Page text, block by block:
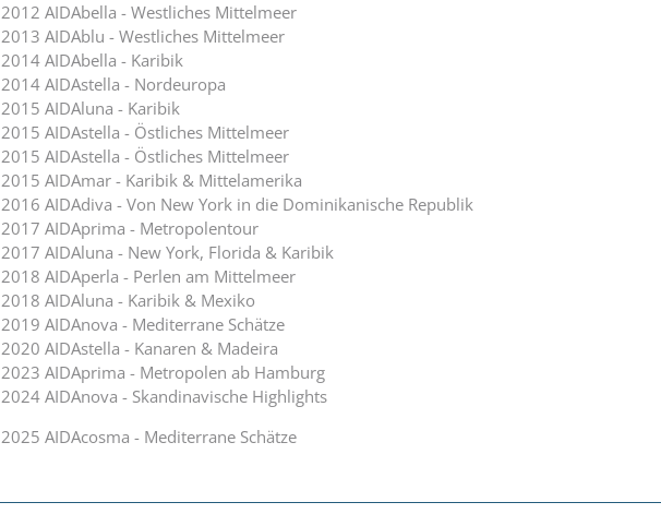
2012 AIDAbella - Westliches Mittelmeer
2013 AIDAblu - Westliches Mittelmeer
2014 AIDAbella - Karibik
2014 AIDAstella - Nordeuropa
2015 AIDAluna - Karibik
2015 AIDAstella - Östliches Mittelmeer
2015 AIDAstella - Östliches Mittelmeer
2015 AIDAmar - Karibik & Mittelamerika
2016 AIDAdiva - Von New York in die Dominikanische Republik
2017 AIDAprima - Metropolentour
2017 AIDAluna - New York, Florida & Karibik
2018 AIDAperla - Perlen am Mittelmeer
2018 AIDAluna - Karibik & Mexiko
2019 AIDAnova - Mediterrane Schätze
2020 AIDAstella - Kanaren & Madeira
2023 AIDAprima - Metropolen ab Hamburg
2024 AIDAnova - Skandinavische Highlights
2025 AIDAcosma - Mediterrane Schätze